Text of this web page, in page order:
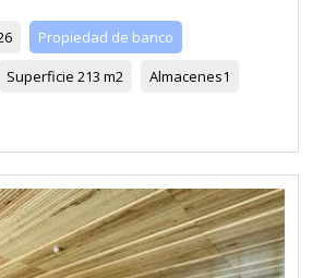
Propiedad de banco
Superficie 213 m2 Almacenes1